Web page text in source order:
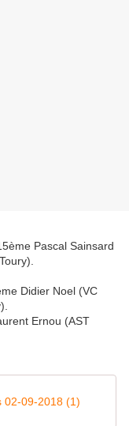
Pascal Sainsard
Didier Noel (VC
Ernou (AST
02-09-2018 (1)